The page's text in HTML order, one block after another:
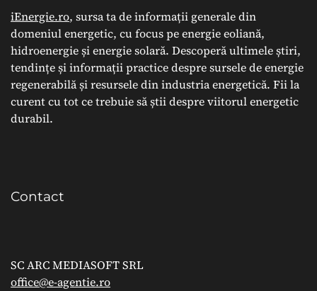
iEnergie.ro, sursa ta de informații generale din
domeniul energetic, cu focus pe energie eoliană,
hidroenergie și energie solară. Descoperă ultimele știri,
tendințe și informații practice despre sursele de energie
regenerabilă și resursele din industria energetică. Fii la
curent cu tot ce trebuie să știi despre viitorul energetic
durabil.
Contact
SC ARC MEDIASOFT SRL
office@e-agentie.ro